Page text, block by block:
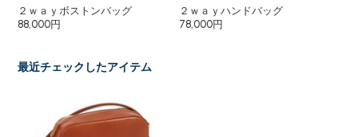
２ｗａｙボストンバッグ
88,000円
２ｗａｙハンドバッグ
78,000円
最近チェックしたアイテム